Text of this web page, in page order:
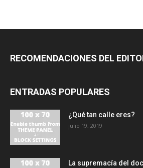
RECOMENDACIONES DEL
ENTRADAS POPULARES
¿Qué tan calle eres?
julio 19, 2019
La supremacía del